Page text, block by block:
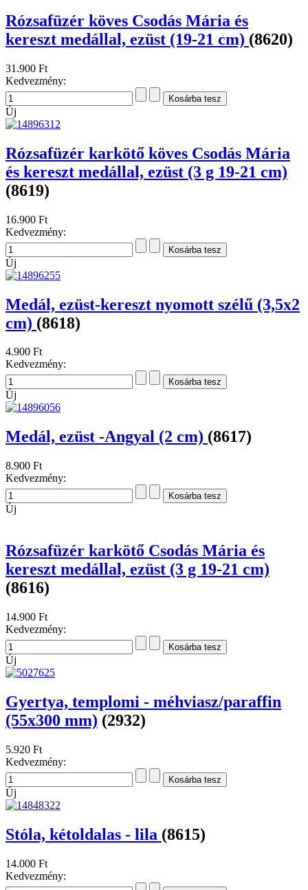
Marana Tha kiadó
Napraforgó kiadó
Szent István Társulat
Szent Maximilian Kiadó
Szülőföld Könyvkiadó
Vigilia kiadó
Találatok: 1 - 24 / 3948
Rózsafüzér köves Csodás Mária és
kereszt medállal, ezüst (19-21 cm)
31.900 Ft
Kedvezmény:
Új
Rózsafüzér karkötő köves Csodás Mária
és kereszt medállal, ezüst (3 g 19-21 cm)
(8619)
16.900 Ft
Kedvezmény:
Medál, ezüst-kereszt nyomott szélű (3,5x2
cm)(8618)
4.900 Ft
Új
Medál, ezüst -Angyal (2 cm)
8.900 Ft
Kedvezmény:
Új
Rózsafüzér karkötő Csodás Mária és
kereszt medállal, ezüst (3 g 19-21 cm)
(8616)
14.900 Ft
Kedvezmény:
Gyertya, templomi - méhviasz/paraffin
(55x300 mm)